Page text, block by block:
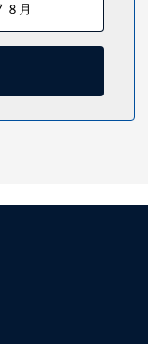
)、ヘアドライヤー
ィボックスやコー
す。
めをお楽しみいた
6:30 ～ 10:30 まで
８月